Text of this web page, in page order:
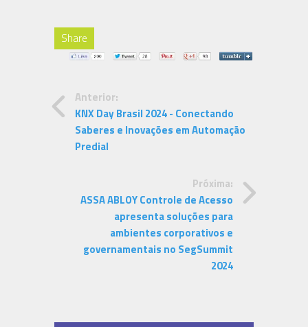
Share
Anterior:
KNX Day Brasil 2024 - Conectando
Saberes e Inovações em Automação
Predial
Próxima:
ASSA ABLOY Controle de Acesso
apresenta soluções para
ambientes corporativos e
governamentais no SegSummit
2024